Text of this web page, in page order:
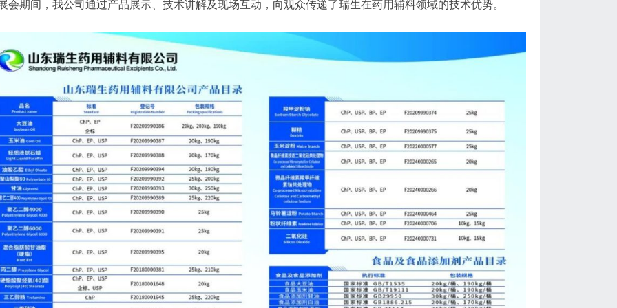
间，我公司通过产品展示、技术讲解及现场互动，向观众传递了瑞生在药用辅料领域的技术优势。